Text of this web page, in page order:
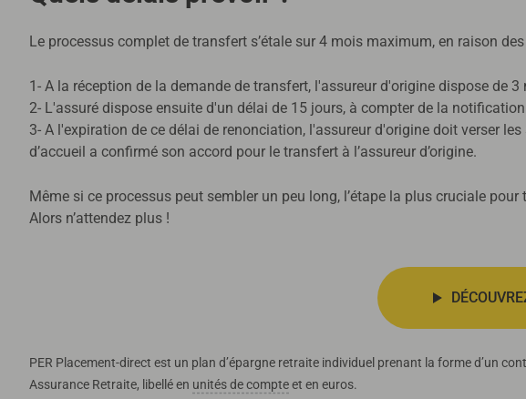
Le processus complet de transfert s’étale sur 4 mois maximum, en raison
1- A la réception de la demande de transfert, l'assureur d'origine dispose de
2- L'assuré dispose ensuite d'un délai de 15 jours, à compter de la
3- A l'expiration de ce délai de renonciation, l'assureur d'origine doit verser
d’accueil a confirmé son accord pour le transfert à l’assureur d’origine.
Même si ce processus peut sembler un peu long, l’étape la plus cruciale
Alors n’attendez plus !
PER Placement-direct est un plan d’épargne retraite individuel prenant la forme d’un
Assurance Retraite, libellé en unités de compteet en euros.